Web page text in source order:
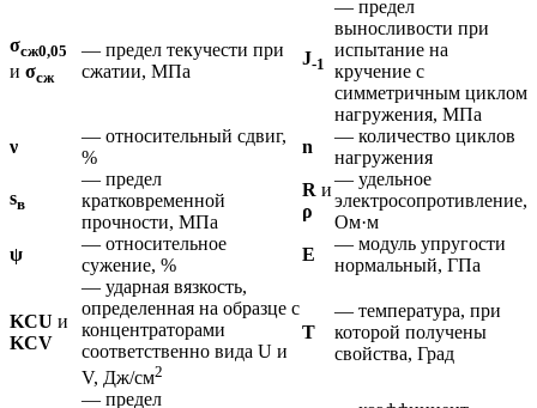
σсж0,05
и σсж
— предел текучести при
сжатии, МПа
J-1
— предел
выносливости при
испытание на
кручение с
симметричным циклом
нагружения, МПа
ν
— относительный сдвиг,
%
n
— количество циклов
нагружения
sв
— предел
кратковременной
прочности, МПа
R и
ρ
— удельное
электросопротивление,
Ом·м
ψ
— относительное
сужение, %
E
— модуль упругости
нормальный, ГПа
KCU и
KCV
— ударная вязкость,
определенная на образце с
концентраторами
соответственно вида U и
V, Дж/см2
T
— температура, при
которой получены
свойства, Град
— предел